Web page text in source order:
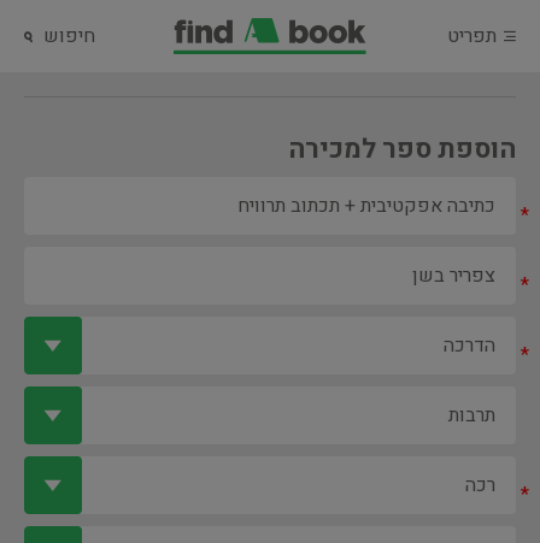
תפריט חיפוש
הוספת ספר למכירה
*
*
*
*